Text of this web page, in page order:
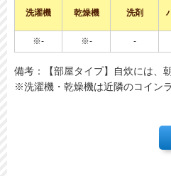
洗濯機 乾燥機 洗剤
※- ※- -
備考：【部屋タイプ】自炊には、
※洗濯機・乾燥機は近隣のコイン